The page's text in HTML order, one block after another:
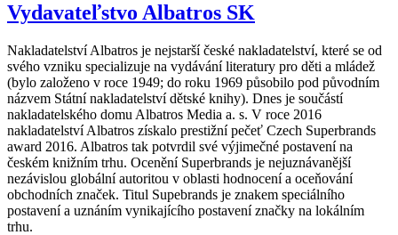
Vydavateľstvo Albatros SK
Nakladatelství Albatros je nejstarší české nakladatelství, které se od
svého vzniku specializuje na vydávání literatury pro děti a mládež
(bylo založeno v roce 1949; do roku 1969 působilo pod původním
názvem Státní nakladatelství dětské knihy). Dnes je součástí
nakladatelského domu Albatros Media a. s. V roce 2016
nakladatelství Albatros získalo prestižní pečeť Czech Superbrands
award 2016. Albatros tak potvrdil své výjimečné postavení na
českém knižním trhu. Ocenění Superbrands je nejuznávanější
nezávislou globální autoritou v oblasti hodnocení a oceňování
obchodních značek. Titul Supebrands je znakem speciálního
postavení a uznáním vynikajícího postavení značky na lokálním
trhu.